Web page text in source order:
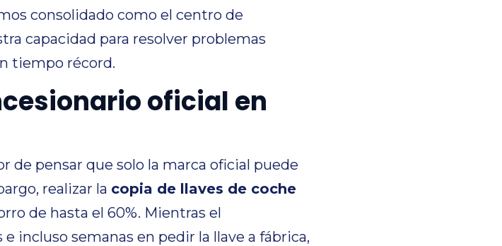
consolidado como el centro de
capacidad para resolver problemas
tiempo récord.
oficial en
de pensar que solo la marca oficial puede
realizar la copia de llaves de coche
de hasta el 60%. Mientras el
incluso semanas en pedir la llave a fábrica,